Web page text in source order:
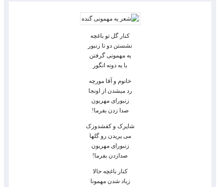
کنار گل تو باغچه
نشستن دو تا زنبور
یه مهمونی گرفتن
با یه دونه انگور
خانوم و آقا مورچه
رد میشدن از اونجا
زنبورای مهربون
صدا زدن بفرما!
شاپرک و کفشدوزک
می پریدن رو گلها
زنبورای مهربون
صدازدن بفرما!
کنار باغچه حالا
زیاد شدن مهمونا